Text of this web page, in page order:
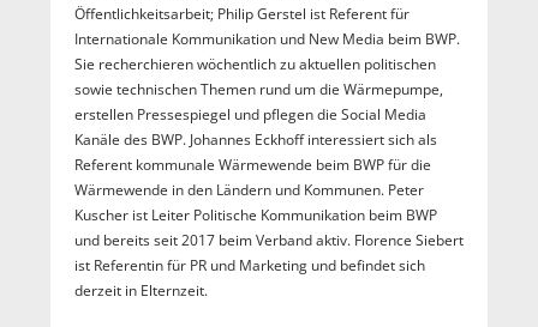
Öffentlichkeitsarbeit; Philip Gerstel ist Referent für
Internationale Kommunikation und New Media beim BWP.
Sie recherchieren wöchentlich zu aktuellen politischen
sowie technischen Themen rund um die Wärmepumpe,
erstellen Pressespiegel und pflegen die Social Media
Kanäle des BWP. Johannes Eckhoff interessiert sich als
Referent kommunale Wärmewende beim BWP für die
Wärmewende in den Ländern und Kommunen. Peter
Kuscher ist Leiter Politische Kommunikation beim BWP
und bereits seit 2017 beim Verband aktiv. Florence Siebert
ist Referentin für PR und Marketing und befindet sich
derzeit in Elternzeit.